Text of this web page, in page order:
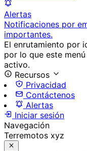
Alertas
Notificaciones por
importantes.
El enrutamiento por
por lo que este
activo.
Recursos
Privacidad
Contáctenos
Alertas
Iniciar sesión
Navegación
Terremotos xyz